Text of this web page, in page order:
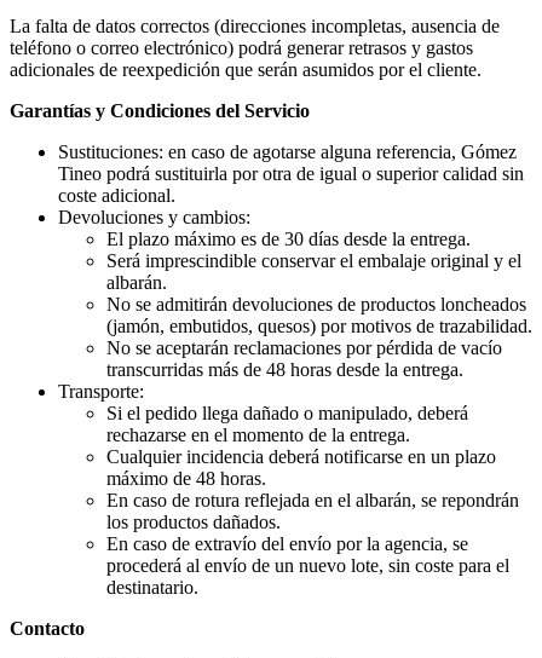
La falta de datos correctos (direcciones incompletas, ausencia de
teléfono o correo electrónico) podrá generar retrasos y gastos
adicionales de reexpedición que serán asumidos por el cliente.
Garantías y Condiciones del Servicio
Sustituciones: en caso de agotarse alguna referencia, Gómez
Tineo podrá sustituirla por otra de igual o superior calidad sin
coste adicional.
Devoluciones y cambios:
El plazo máximo es de 30 días desde la entrega.
Será imprescindible conservar el embalaje original y el
albarán.
No se admitirán devoluciones de productos loncheados
(jamón, embutidos, quesos) por motivos de trazabilidad.
No se aceptarán reclamaciones por pérdida de vacío
transcurridas más de 48 horas desde la entrega.
Transporte:
Si el pedido llega dañado o manipulado, deberá
rechazarse en el momento de la entrega.
Cualquier incidencia deberá notificarse en un plazo
máximo de 48 horas.
En caso de rotura reflejada en el albarán, se repondrán
los productos dañados.
En caso de extravío del envío por la agencia, se
procederá al envío de un nuevo lote, sin coste para el
destinatario.
Contacto